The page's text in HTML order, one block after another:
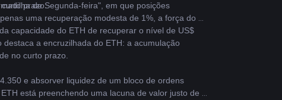
prazo.
de Segunda-feira", em que posições
uma recuperação modesta de 1%, a força do
capacidade do ETH de recuperar o nível de US$
a encruzilhada do ETH: a acumulação
no curto prazo.
e absorver liquidez de um bloco de ordens
está preenchendo uma lacuna de valor justo de